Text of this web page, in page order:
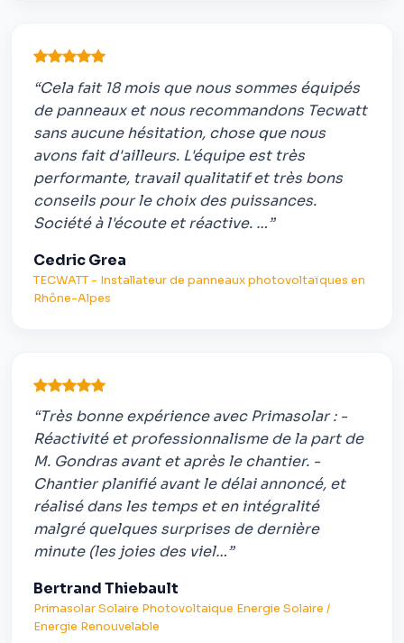
“Cela fait 18 mois que nous sommes équipés
de panneaux et nous recommandons Tecwatt
sans aucune hésitation, chose que nous
avons fait d'ailleurs. L'équipe est très
performante, travail qualitatif et très bons
conseils pour le choix des puissances.
Société à l'écoute et réactive. …”
Cedric Grea
TECWATT - Installateur de panneaux photovoltaïques en
Rhône-Alpes
“Très bonne expérience avec Primasolar : -
Réactivité et professionnalisme de la part de
M. Gondras avant et après le chantier. -
Chantier planifié avant le délai annoncé, et
réalisé dans les temps et en intégralité
malgré quelques surprises de dernière
minute (les joies des viel…”
Bertrand Thiebault
Primasolar Solaire Photovoltaique Energie Solaire /
Energie Renouvelable